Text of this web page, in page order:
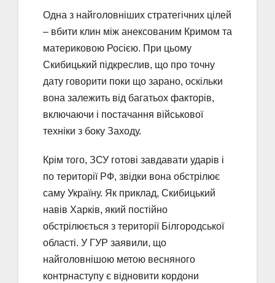
Одна з найголовніших стратегічних цілей
– вбити клин між анексованим Кримом та
материковою Росією. При цьому
Скибицький підкреслив, що про точну
дату говорити поки що зарано, оскільки
вона залежить від багатьох факторів,
включаючи і постачання військової
техніки з боку Заходу.
Крім того, ЗСУ готові завдавати ударів і
по території РФ, звідки вона обстрілює
саму Україну. Як приклад, Скибицький
навів Харків, який постійно
обстрілюється з території Білгородської
області. У ГУР заявили, що
найголовнішою метою весняного
контрнаступу є відновити кордони